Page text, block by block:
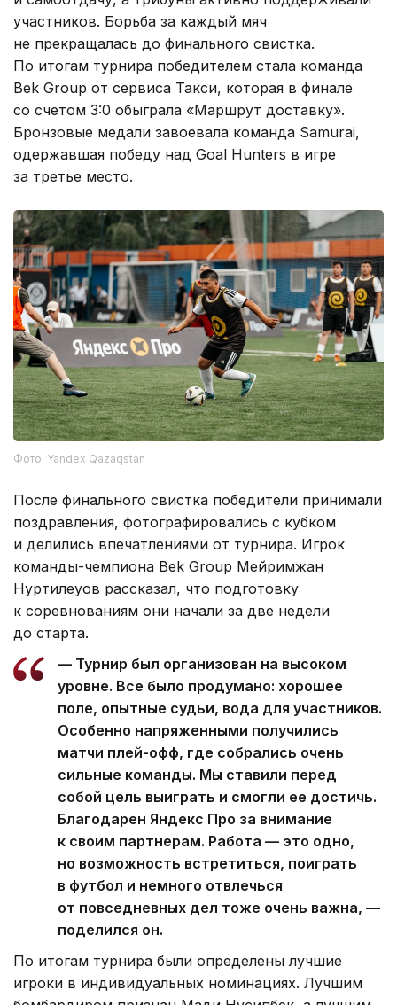
участников. Борьба за каждый мяч
не прекращалась до финального свистка.
По итогам турнира победителем стала команда
Bek Group от сервиса Такси, которая в финале
со счетом 3:0 обыграла «Маршрут доставку».
Бронзовые медали завоевала команда Samurai,
одержавшая победу над Goal Hunters в игре
за третье место.
Фото: Yandex Qazaqstan
После финального свистка победители принимали
поздравления, фотографировались с кубком
и делились впечатлениями от турнира. Игрок
команды-чемпиона Bek Group Мейримжан
Нуртилеуов рассказал, что подготовку
к соревнованиям они начали за две недели
до старта.
— Турнир был организован на высоком
уровне. Все было продумано: хорошее
поле, опытные судьи, вода для участников.
Особенно напряженными получились
матчи плей-офф, где собрались очень
сильные команды. Мы ставили перед
собой цель выиграть и смогли ее достичь.
Благодарен Яндекс Про за внимание
к своим партнерам. Работа — это одно,
но возможность встретиться, поиграть
в футбол и немного отвлечься
от повседневных дел тоже очень важна, —
поделился он.
По итогам турнира были определены лучшие
игроки в индивидуальных номинациях. Лучшим